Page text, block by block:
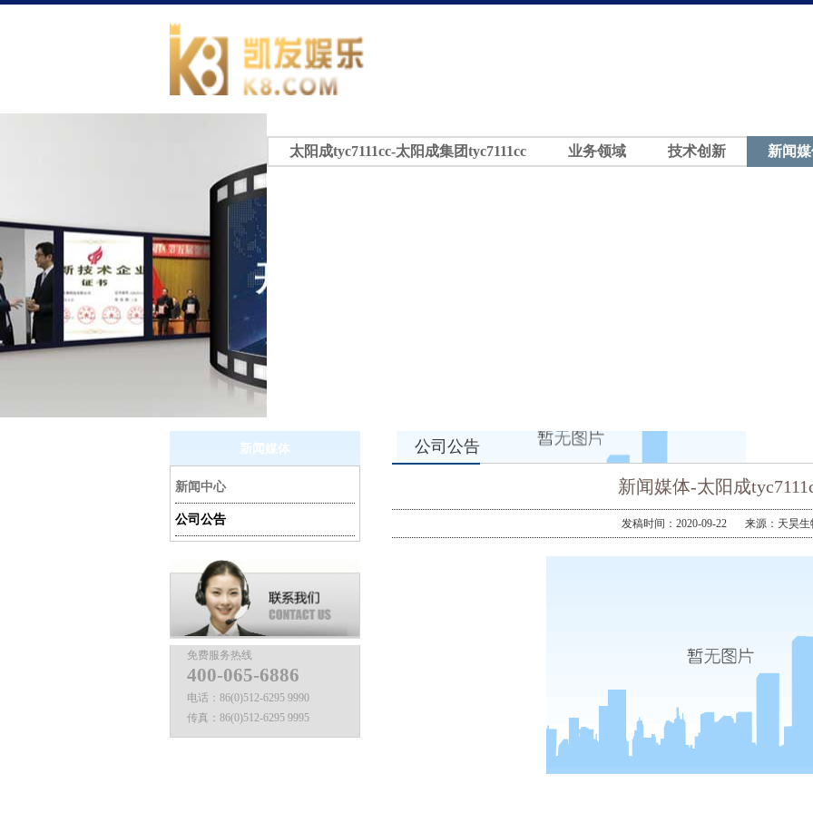
太阳成tyc7111cc-太阳成集团tyc7111cc 业务领域 技术创新 新闻
新闻媒体
新闻中心
公司公告
免费服务热线
400-065-6886
电话： 86(0)512-6295 9990
传真： 86(0)512-6295 9995
公司公告
新闻媒体-太阳成
发稿时间：2020-09-22 来源：天昊生